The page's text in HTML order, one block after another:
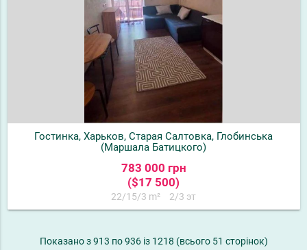
Гостинка, Харьков, Старая Салтовка, Глобинська
(Маршала Батицкого)
783 000 грн
($17 500)
22/15/3 m² 2/3 эт
Показано з 913 по 936 із 1218 (всього 51 сторінок)